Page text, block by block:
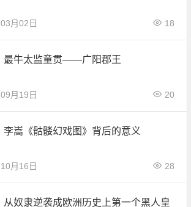
03月02日 18
最牛太监童贯——广阳郡王
09月19日 20
李嵩《骷髅幻戏图》背后的意义
10月16日 28
从奴隶逆袭成欧洲历史上第一个黑人皇